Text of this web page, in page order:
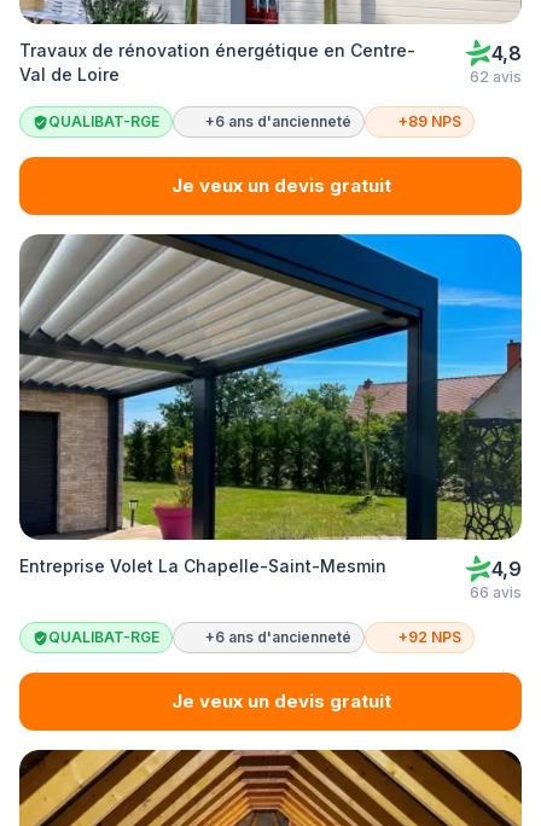
Travaux de rénovation énergétique en Centre-
Val de Loire
4,8
62 avis
QUALIBAT-RGE +6 ans d'ancienneté +89 NPS
Je veux un devis gratuit
Entreprise Volet La Chapelle-Saint-Mesmin 4,9
66 avis
QUALIBAT-RGE +6 ans d'ancienneté +92 NPS
Je veux un devis gratuit